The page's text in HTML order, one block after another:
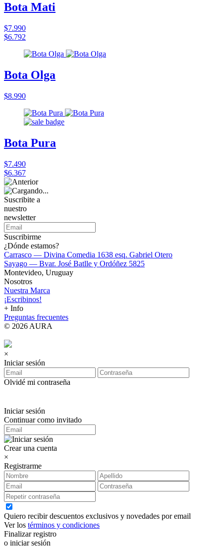
Bota Mati
$7.990
$6.792
Bota Olga
$8.990
Bota Pura
$7.490
$6.367
Suscribite a
nuestro
newsletter
Suscribirme
¿Dónde estamos?
Carrasco — Divina Comedia 1638 esq. Gabriel Otero
Sayago — Bvar. José Batlle y Ordóñez 5825
Montevideo, Uruguay
Nosotros
Nuestra Marca
¡Escribinos!
+ Info
Preguntas frecuentes
© 2026 AURA
×
Iniciar sesión
Olvidé mi contraseña
Iniciar sesión
Continuar como invitado
Crear una cuenta
×
Registrarme
Quiero recibir descuentos exclusivos y novedades por email
Ver los términos y condiciones
Finalizar registro
o iniciar sesión